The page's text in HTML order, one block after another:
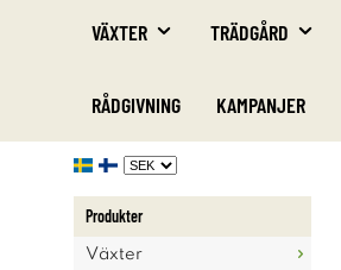
VÄXTER TRÄDGÅRD
RÅDGIVNING KAMPANJER
Produkter
Växter